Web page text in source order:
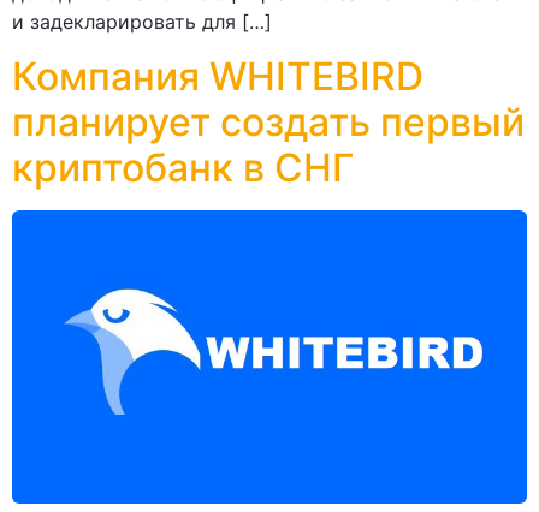
и задекларировать для […]
Компания WHITEBIRD
планирует создать первый
криптобанк в СНГ